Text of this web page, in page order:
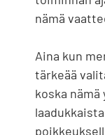
nämä
Aina kun
tärkeää
koska